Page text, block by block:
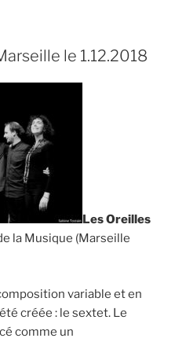
»
le 1.12.2018
Les Oreilles
la Musique (Marseille
variable et en
créée : le sextet. Le
comme un